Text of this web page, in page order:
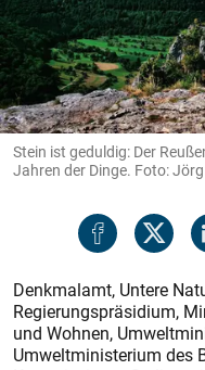
Stein ist geduldig: Der
Jahren der Dinge. Foto:
Denkmalamt, Untere
Regierungspräsidium,
und Wohnen,
Umweltministerium des